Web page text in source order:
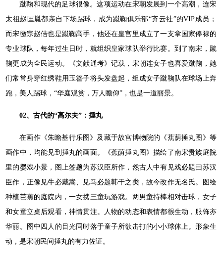
蹴鞠和现代的足球很像。这项运动在宋朝发展到一个高潮，连宋
太祖赵匡胤都亲自下场踢球，成为蹴鞠俱乐部“齐云社”的VIP成员；
而宋徽宗赵佶也是蹴鞠高手，他还在皇宫里成立了一支拿国家俸禄的
专业球队，每年过生日时，就组织皇家球队举行比赛。到了南宋，蹴
鞠更成为全民运动。《文献通考》记载，宋朝连女子也喜爱蹴鞠，她
们常常身穿红绣鞋用玉簪子将头发盘起，组成女子蹴鞠队在球场上奔
跑，美人踢球，“华庭观赏，万人瞻仰”，也是一道丽景。
02、古代的“高尔夫”：捶丸
在画作《朱瞻基行乐图》及藏于故宫博物院的《蕉荫捶丸图》等
画作中，均能见到捶丸的画面。《蕉荫捶丸图》描绘了南宋贵族庭院
里的婴戏小景，图上签题为苏汉臣所作，然古人中有见戏必题曰苏汉
臣作，正像见牛必戴嵩、见马必题韩干之类，故今改作无名氏。图绘
种植芭蕉的庭院内，一女携三童玩游戏。两男童持棒相对击球，女子
和女童立桌后观看，神情贯注。人物的动态和表情都很生动，服饰亦
华丽。图中四人的目光同时落于童子所欲击打的小小球体上。形象生
动，是宋朝民间捶丸的有力佐证。